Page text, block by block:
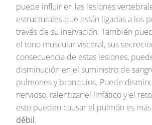
puede influir en las lesiones
estructurales que están ligadas a los
través de su inervación. También
el tono muscular visceral, sus
consecuencia de estas lesiones,
disminución en el suministro de
pulmones y bronquios. Puede
nervioso, ralentizar el linfático y el
esto pueden causar el pulmón es más
débil.